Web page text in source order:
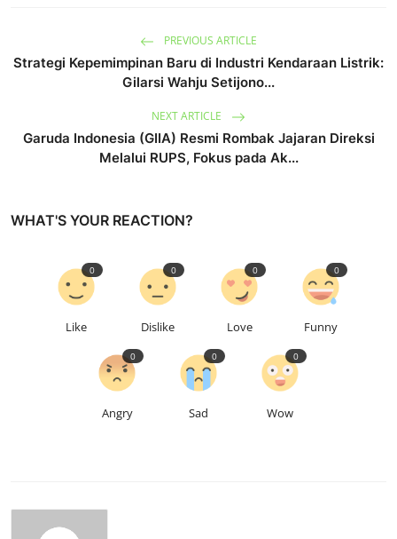
PREVIOUS ARTICLE
Strategi Kepemimpinan Baru di Industri Kendaraan Listrik:
Gilarsi Wahju Setijono...
NEXT ARTICLE
Garuda Indonesia (GIIA) Resmi Rombak Jajaran Direksi
Melalui RUPS, Fokus pada Ak...
WHAT'S YOUR REACTION?
Like
0
Dislike
0
Love
0
Funny
0
Angry
0
Sad
0
Wow
0